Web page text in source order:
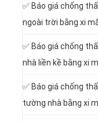
✅ Báo giá chống
ngoài trời bằng xi
✅ Báo giá chống
nhà liền kề bằng xi
✅ Báo giá chống
tường nhà bằng xi